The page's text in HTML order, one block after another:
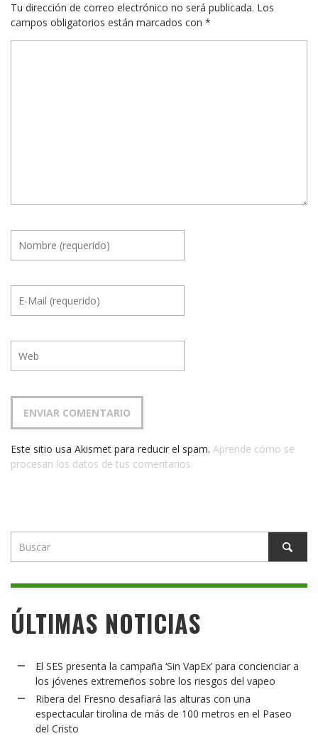
Tu dirección de correo electrónico no será publicada. Los
campos obligatorios están marcados con *
Este sitio usa Akismet para reducir el spam. Aprende cómo se
procesan los datos de tus comentarios.
ÚLTIMAS NOTICIAS
El SES presenta la campaña ‘Sin VapEx’ para concienciar a
los jóvenes extremeños sobre los riesgos del vapeo
Ribera del Fresno desafiará las alturas con una
espectacular tirolina de más de 100 metros en el Paseo
del Cristo